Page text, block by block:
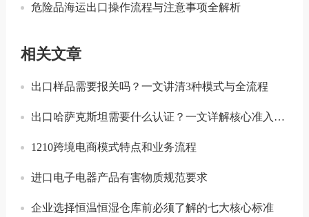
危险品海运出口操作流程与注意事项全解析
相关文章
出口样品需要报关吗？一文讲清3种模式与全流程
出口哈萨克斯坦需要什么认证？一文详解核心准入要求
1210跨境电商模式特点和业务流程
进口电子电器产品有害物质规范要求
企业选择恒温恒湿仓库前必须了解的七大核心标准